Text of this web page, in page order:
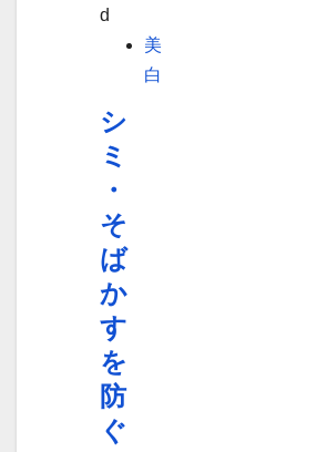
d
美
白
シ
ミ
・
そ
ば
か
す
を
防
ぐ